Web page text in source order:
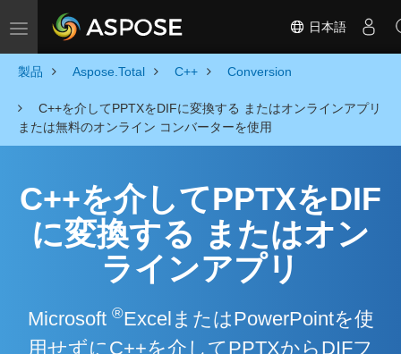
Toggle navigation 日本語
製品 Aspose.Total C++ Conversion
C++を介してPPTXをDIFに変換する またはオンラインアプリ
または無料のオンライン コンバーターを使用
C++を介してPPTXをDIF
に変換する またはオン
ラインアプリ
Microsoft ®ExcelまたはPowerPointを使
用せずにC++を介してPPTXからDIFフ